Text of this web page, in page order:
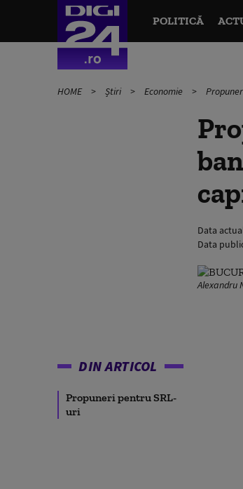
POLITICĂ
HOME Știri Economie
Data
Data
Alexandru
DIN ARTICOL
Propuneri pentru SRL-
uri